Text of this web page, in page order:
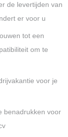
de levertijden van
er voor u
tot een
om te
voor je
benadrukken voor